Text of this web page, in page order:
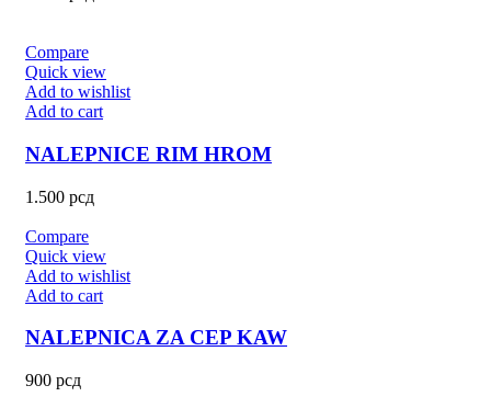
Compare
Quick view
Add to wishlist
Add to cart
NALEPNICE RIM HROM
1.500 рсд
Compare
Quick view
Add to wishlist
Add to cart
NALEPNICA ZA CEP KAW
900 рсд